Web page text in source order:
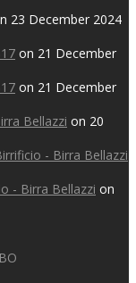
23 December 2024
on 21 December
on 21 December
Bellazzi on 20
- Birra Bellazzi
- Birra Bellazzi on